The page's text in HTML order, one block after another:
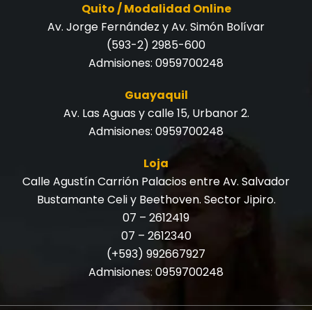
Quito / Modalidad Online
Av. Jorge Fernández y Av. Simón Bolívar
(593-2) 2985-600
Admisiones: 0959700248
Guayaquil
Av. Las Aguas y calle 15, Urbanor 2.
Admisiones: 0959700248
Loja
Calle Agustín Carrión Palacios entre Av. Salvador
Bustamante Celi y Beethoven. Sector Jipiro.
07 – 2612419
07 – 2612340
(+593) 992667927
Admisiones: 0959700248